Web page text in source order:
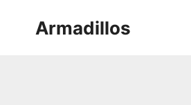
Armadillos